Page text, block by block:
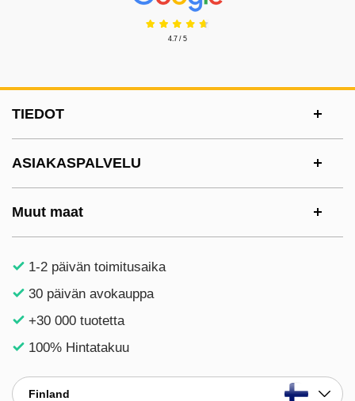
4.7 / 5
TIEDOT
ASIAKASPALVELU
Muut maat
1-2 päivän toimitusaika
30 päivän avokauppa
+30 000 tuotetta
100% Hintatakuu
Finland